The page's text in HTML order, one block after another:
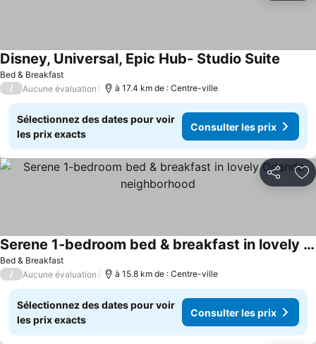
Bed & Breakfast
Disney, Universal, Epic Hub- Studio Suite
/ Aucune évaluation à 17.4 km de : Centre-ville
Sélectionnez des dates pour voir
les prix exacts
Consulter les prix
Partager
Bed & Breakfast
Serene 1-bedroom bed & breakfast in lovely Orlando neighborhood
/ Aucune évaluation à 15.8 km de : Centre-ville
Sélectionnez des dates pour voir
les prix exacts
Consulter les prix